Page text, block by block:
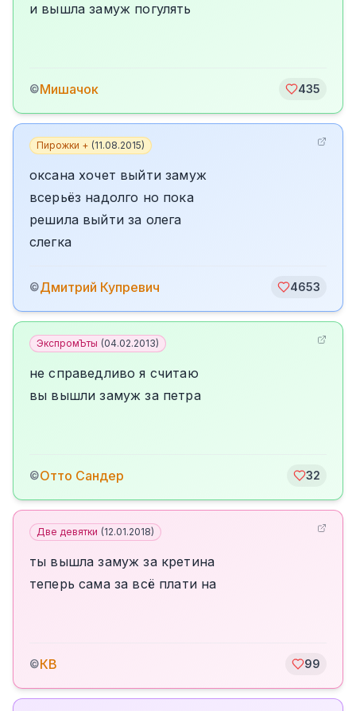
и вышла замуж погулять
©Мишачок 435
Пирожки + (11.08.2015)
оксана хочет выйти замуж
всерьёз надолго но пока
решила выйти за олега
слегка
©Дмитрий Купревич 4653
ЭкспромЪты (04.02.2013)
не справедливо я считаю
вы вышли замуж за петра
©Отто Сандер 32
Две девятки (12.01.2018)
ты вышла замуж за кретина
теперь сама за всё плати на
©КВ 99